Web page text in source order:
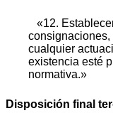
«12.
consignaciones,
cualquier
existencia esté
normativa.»
Disposición final